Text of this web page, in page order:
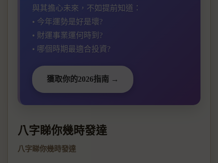
與其擔心未來，不如提前知道：
• 今年運勢是好是壞?
• 財運事業運何時到?
• 哪個時期最適合投資?
獲取你的2026指南 →
八字睇你幾時發達
八字睇你幾時發達